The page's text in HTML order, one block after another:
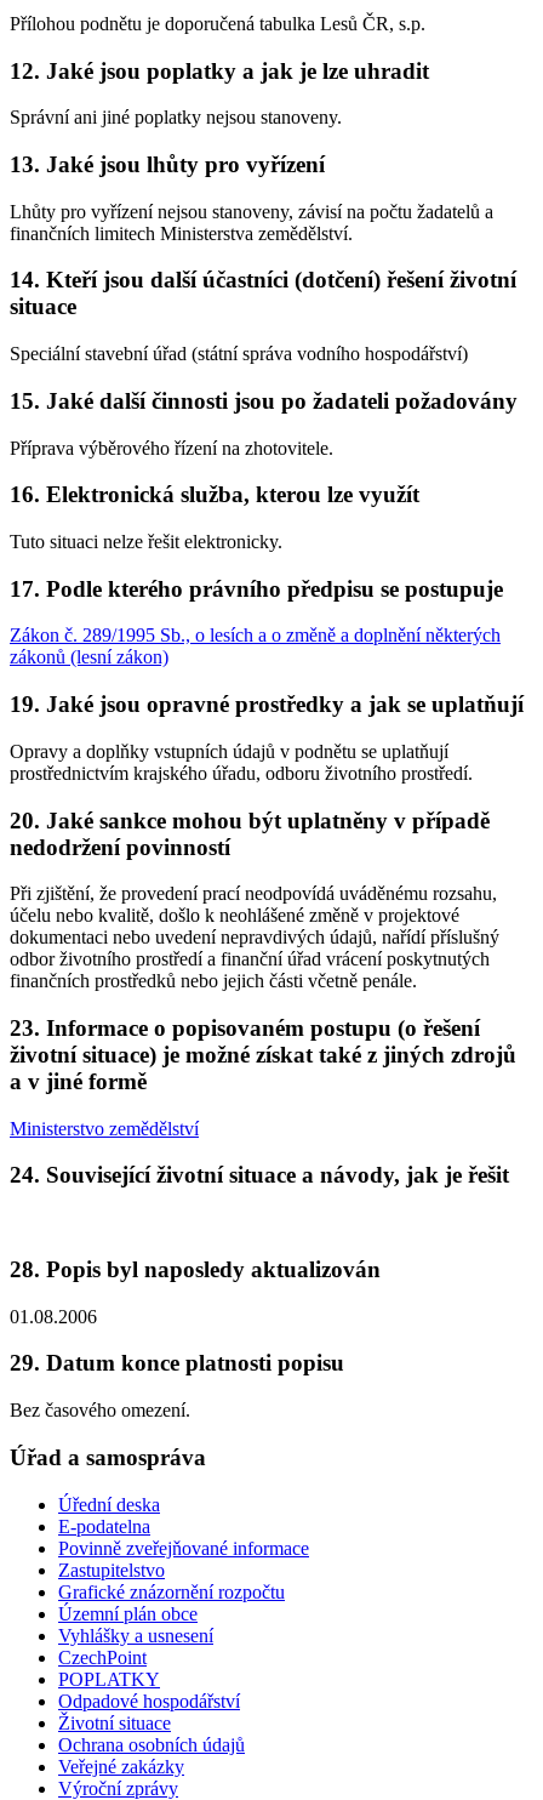
Přílohou podnětu je doporučená tabulka Lesů ČR, s.p.
12. Jaké jsou poplatky a jak je lze uhradit
Správní ani jiné poplatky nejsou stanoveny.
13. Jaké jsou lhůty pro vyřízení
Lhůty pro vyřízení nejsou stanoveny, závisí na počtu žadatelů a
finančních limitech Ministerstva zemědělství.
14. Kteří jsou další účastníci (dotčení) řešení životní
situace
Speciální stavební úřad (státní správa vodního hospodářství)
15. Jaké další činnosti jsou po žadateli požadovány
Příprava výběrového řízení na zhotovitele.
16. Elektronická služba, kterou lze využít
Tuto situaci nelze řešit elektronicky.
17. Podle kterého právního předpisu se postupuje
Zákon č. 289/1995 Sb., o lesích a o změně a doplnění některých
zákonů (lesní zákon)
19. Jaké jsou opravné prostředky a jak se uplatňují
Opravy a doplňky vstupních údajů v podnětu se uplatňují
prostřednictvím krajského úřadu, odboru životního prostředí.
20. Jaké sankce mohou být uplatněny v případě
nedodržení povinností
Při zjištění, že provedení prací neodpovídá uváděnému rozsahu,
účelu nebo kvalitě, došlo k neohlášené změně v projektové
dokumentaci nebo uvedení nepravdivých údajů, nařídí příslušný
odbor životního prostředí a finanční úřad vrácení poskytnutých
finančních prostředků nebo jejich části včetně penále.
23. Informace o popisovaném postupu (o řešení
životní situace) je možné získat také z jiných zdrojů
a v jiné formě
Ministerstvo zemědělství
24. Související životní situace a návody, jak je řešit
28. Popis byl naposledy aktualizován
01.08.2006
29. Datum konce platnosti popisu
Bez časového omezení.
Úřad a samospráva
Úřední deska
E-podatelna
Povinně zveřejňované informace
Zastupitelstvo
Grafické znázornění rozpočtu
Územní plán obce
Vyhlášky a usnesení
CzechPoint
POPLATKY
Odpadové hospodářství
Životní situace
Ochrana osobních údajů
Veřejné zakázky
Výroční zprávy